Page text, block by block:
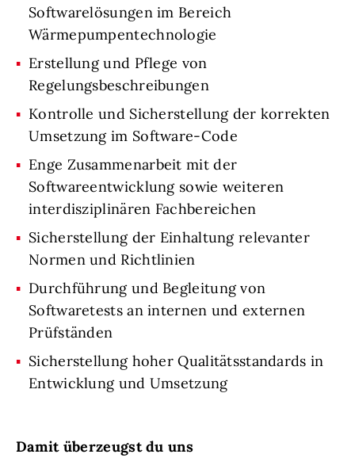
Softwarelösungen im Bereich
Wärmepumpentechnologie
Erstellung und Pflege von
Regelungsbeschreibungen
Kontrolle und Sicherstellung der korrekten
Umsetzung im Software-Code
Enge Zusammenarbeit mit der
Softwareentwicklung sowie weiteren
interdisziplinären Fachbereichen
Sicherstellung der Einhaltung relevanter
Normen und Richtlinien
Durchführung und Begleitung von
Softwaretests an internen und externen
Prüfständen
Sicherstellung hoher Qualitätsstandards in
Entwicklung und Umsetzung
Damit überzeugst du uns